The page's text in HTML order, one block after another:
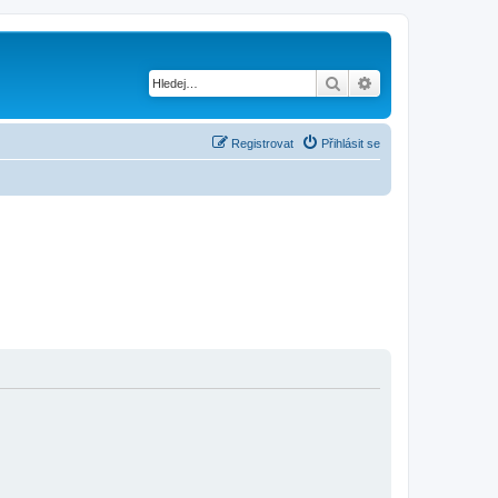
Hledat
Přihlásit se
Registrovat